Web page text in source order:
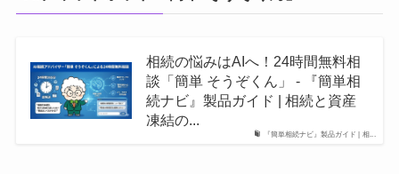
『簡単相続ナビ』製品ガイド | 相...
相続の悩みはAIへ！24時間無料相
談「簡単 そうぞくん」 - 『簡単相
続ナビ』製品ガイド | 相続と資産
凍結の...